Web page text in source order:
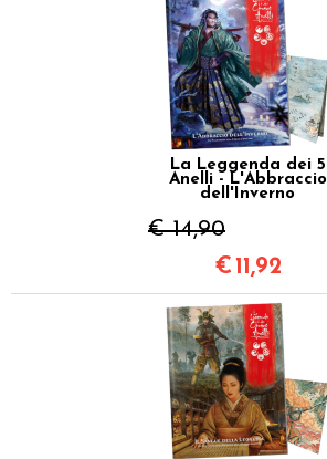
La Leggenda dei 5
Anelli - L'Abbraccio
dell'Inverno
€ 14,90
€ 11,92